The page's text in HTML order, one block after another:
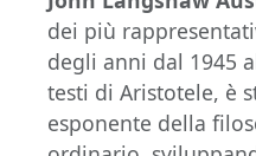
dei più
degli anni dal 1945
testi di Aristotele, è
esponente della